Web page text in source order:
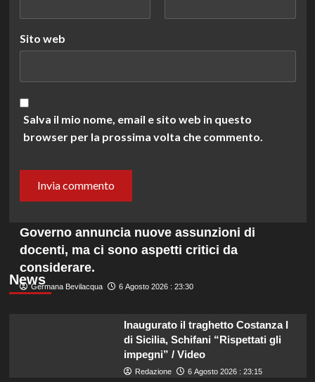
Sito web
Salva il mio nome, email e sito web in questo
browser per la prossima volta che commento.
News
Governo annuncia nuove assunzioni di
docenti, ma ci sono aspetti critici da
considerare.
Germana Bevilacqua 6 Agosto 2026 : 23:30
Inaugurato il traghetto Costanza I
di Sicilia, Schifani “Rispettati gli
impegni” / Video
Redazione 6 Agosto 2026 : 23:15